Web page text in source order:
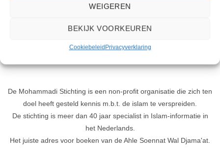
WEIGEREN
BEKIJK VOORKEUREN
CookiebeleidPrivacyverklaring
De Mohammadi Stichting is een non-profit organisatie die zich ten
doel heeft gesteld kennis m.b.t. de islam te verspreiden.
De stichting is meer dan 40 jaar specialist in Islam-informatie in
het Nederlands.
Het juiste adres voor boeken van de Ahle Soennat Wal Djama'at.